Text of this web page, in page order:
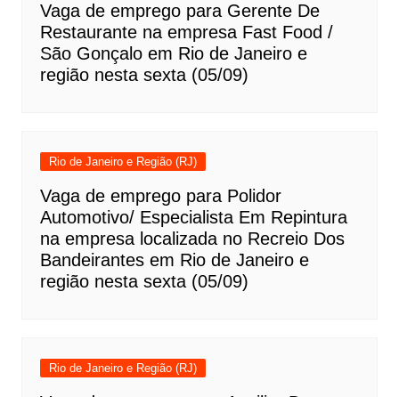
Vaga de emprego para Gerente De
Restaurante na empresa Fast Food /
São Gonçalo em Rio de Janeiro e
região nesta sexta (05/09)
Rio de Janeiro e Região (RJ)
Vaga de emprego para Polidor
Automotivo/ Especialista Em Repintura
na empresa localizada no Recreio Dos
Bandeirantes em Rio de Janeiro e
região nesta sexta (05/09)
Rio de Janeiro e Região (RJ)